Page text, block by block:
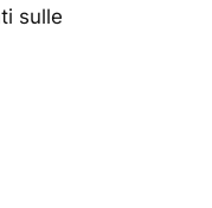
sulle